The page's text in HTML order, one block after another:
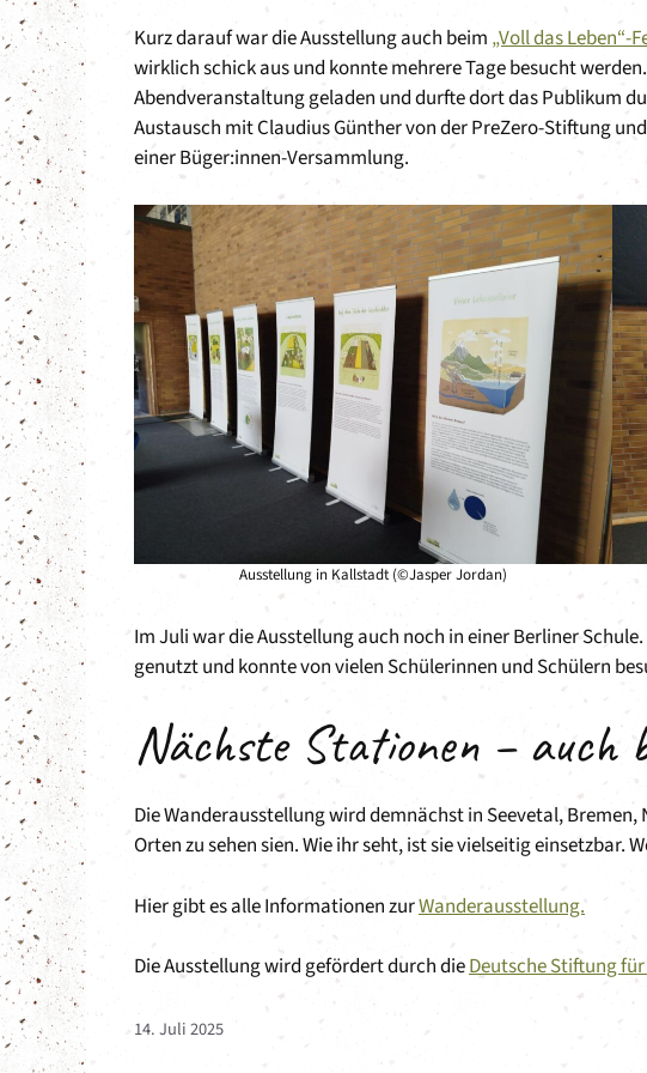
Kurz darauf war die Ausstellung auch beim „Voll das Leben“-
wirklich schick aus und konnte mehrere Tage besucht
Abendveranstaltung geladen und durfte dort das Publikum
Austausch mit Claudius Günther von der PreZero-Stiftung
einer Büger:innen-Versammlung.
Ausstellung in Kallstadt (©Jasper Jordan)
Im Juli war die Ausstellung auch noch in einer Berliner
genutzt und konnte von vielen Schülerinnen und Schülern
Nächste Stationen – auch
Die Wanderausstellung wird demnächst in Seevetal,
Orten zu sehen sien. Wie ihr seht, ist sie vielseitig einsetzbar.
Hier gibt es alle Informationen zurWanderausstellung.
Die Ausstellung wird gefördert durch dieDeutsche Stiftung
14. Juli 2025